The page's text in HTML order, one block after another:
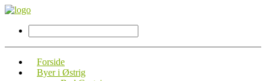
Forside
Byer i Østrig